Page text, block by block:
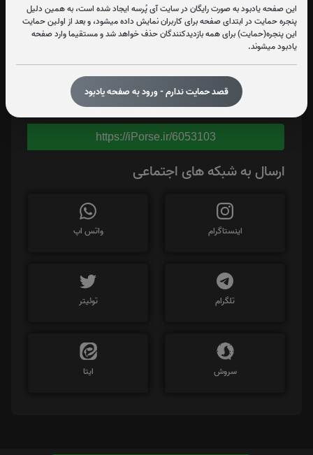
این صفحه یادبود به صورت رایگان در سایت آی پُرسه ایجاد شده است، به همین دلیل
پنجره حمایت در ابتدای صفحه برای کاربران نمایش داده میشود، و بعد از اولین حمایت
این پنجره(حمایت) برای همه بازدیدکنندگان حذف خواهد شد و مستقیما وارد صفحه
یادبود میشوند.
قصد حمایت ندارم - ورود به صفحه یادبود
برای کپی کردن آدرس این صفحه روی دکمه کلیک نمایید
https://iPorse.ir/6053103
ارسال به شبکه های اجتماعی
اینستاگرام واتس اپ
تلگرام توئیتر
سروش ایتا